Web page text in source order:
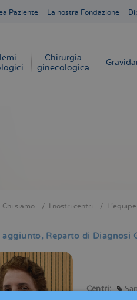
Paziente La nostra Fondazione
Chirurgia
ginecologica
Chi siamo I nostri centri
aggiunto Reparto di Diagnosi
Centri: